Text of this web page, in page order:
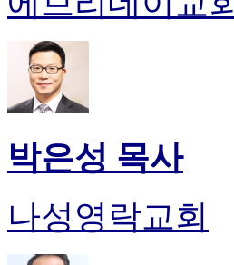
박은성 목사
나성영락교회